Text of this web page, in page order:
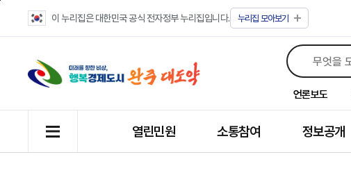
이 누리집은 대한민국 공식 전자정부 누리집입니다. 누리집 모아보기
언론보도
열린민원 소통참여 정보공개